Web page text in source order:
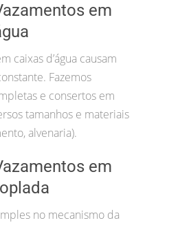
em
caixas d’água causam
Fazemos
e consertos em
tamanhos e materiais
alvenaria).
em
no mecanismo da